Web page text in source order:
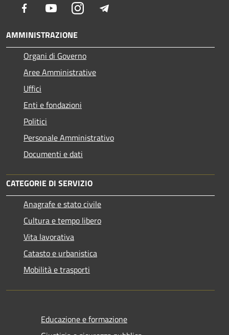
Facebook YoutubeInstagram
AMMINISTRAZIONE
Organi di Governo
Aree Amministrative
Uffici
Enti e fondazioni
Politici
Personale Amministrativo
Documenti e dati
CATEGORIE DI SERVIZIO
Anagrafe e stato civile
Cultura e tempo libero
Vita lavorativa
Catasto e urbanistica
Mobilità e trasporti
Educazione e formazione